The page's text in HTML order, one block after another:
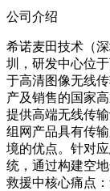
公司介绍
希诺麦田技术（
圳，研发中心位
于高清图像无线
产及销售的国家
提供高端无线传
组网产品具有传
境的优点。针对
统，通过构建空
救援中核心痛点